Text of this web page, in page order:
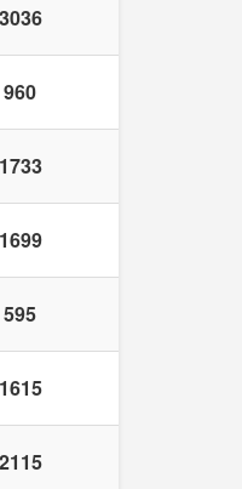
3036
960
1733
1699
595
1615
2115